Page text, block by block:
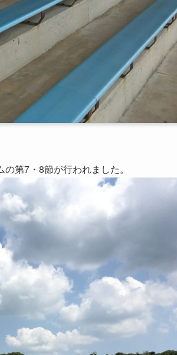
第7・8節が行われました。